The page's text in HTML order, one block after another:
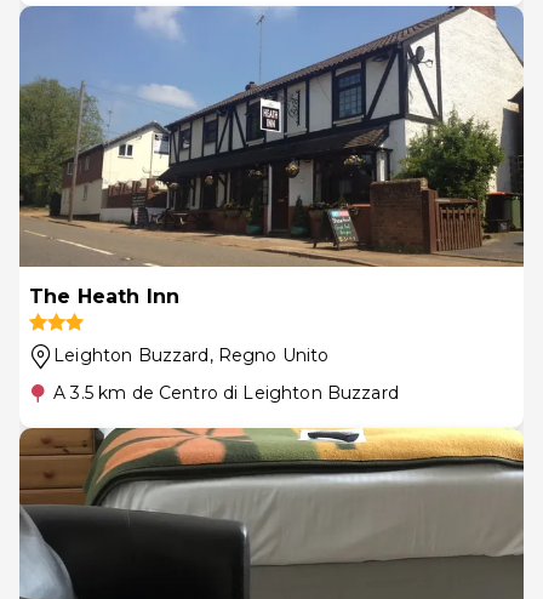
The Heath Inn
Leighton Buzzard, Regno Unito
A 3.5 km de Centro di Leighton Buzzard